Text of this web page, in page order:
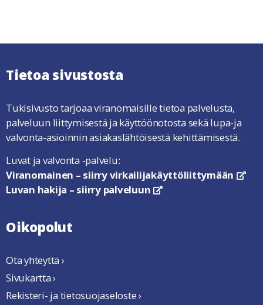
Tietoa sivustosta
Tukisivusto tarjoaa viranomaisille tietoa palvelusta,
palveluun liittymisestä ja käyttöönotosta sekä lupa-ja
valvonta-asioinnin asiakaslähtöisestä kehittämisestä.
Luvat ja valvonta -palvelu:
Viranomainen – siirry virkailijakäyttöliittymään
Luvan hakija – siirry palveluun linkki avautuu uuteen
Oikopolut
Ota yhteyttä ›
Sivukartta ›
Rekisteri- ja tietosuojaseloste ›